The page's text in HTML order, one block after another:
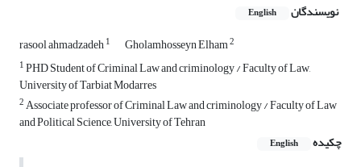
نویسندگان English
rasool ahmadzadeh1 Gholamhosseyn Elham2
1PHD Student of Criminal Law and criminology / Faculty of Law,
University of Tarbiat Modarres
2Associate professor of Criminal Law and criminology / Faculty of Law
and Political Science, University of Tehran
چکیده
English